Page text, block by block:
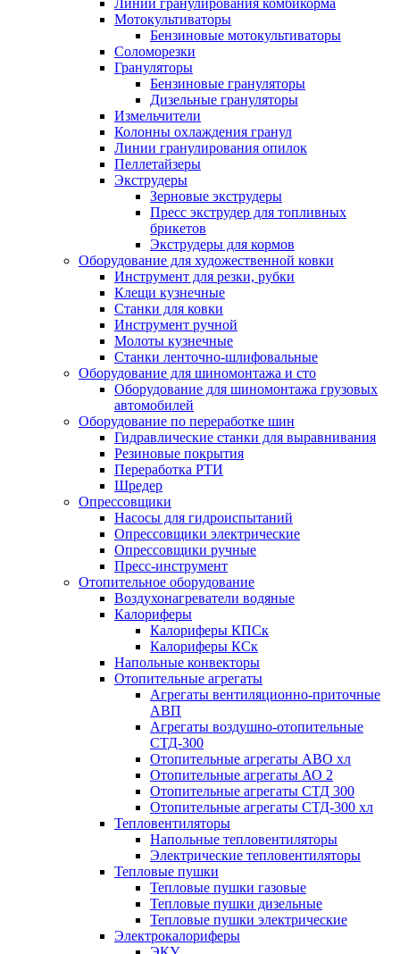
Линии гранулирования комбикорма
Мотокультиваторы
Бензиновые мотокультиваторы
Соломорезки
Грануляторы
Бензиновые грануляторы
Дизельные грануляторы
Измельчители
Колонны охлаждения гранул
Линии гранулирования опилок
Пеллетайзеры
Экструдеры
Зерновые экструдеры
Пресс экструдер для топливных
брикетов
Экструдеры для кормов
Оборудование для художественной ковки
Инструмент для резки, рубки
Клещи кузнечные
Станки для ковки
Инструмент ручной
Молоты кузнечные
Станки ленточно-шлифовальные
Оборудование для шиномонтажа и сто
Оборудование для шиномонтажа грузовых
автомобилей
Оборудование по переработке шин
Гидравлические станки для выравнивания
Резиновые покрытия
Переработка РТИ
Шредер
Опрессовщики
Насосы для гидроиспытаний
Опрессовщики электрические
Опрессовщики ручные
Пресс-инструмент
Отопительное оборудование
Воздухонагреватели водяные
Калориферы
Калориферы КПСк
Калориферы КСк
Напольные конвекторы
Отопительные агрегаты
Агрегаты вентиляционно-приточные
АВП
Агрегаты воздушно-отопительные
СТД-300
Отопительные агрегаты АВО хл
Отопительные агрегаты АО 2
Отопительные агрегаты СТД 300
Отопительные агрегаты СТД-300 хл
Тепловентиляторы
Напольные тепловентиляторы
Электрические тепловентиляторы
Тепловые пушки
Тепловые пушки газовые
Тепловые пушки дизельные
Тепловые пушки электрические
Электрокалориферы